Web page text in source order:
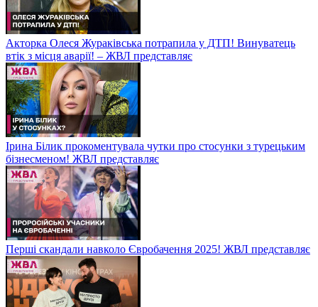
Акторка Олеся Жураківська потрапила у ДТП! Винуватець
втік з місця аварії! – ЖВЛ представляє
Ірина Білик прокоментувала чутки про стосунки з турецьким
бізнесменом! ЖВЛ представляє
Перші скандали навколо Євробачення 2025! ЖВЛ представляє